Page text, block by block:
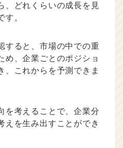
、どれくらいの成長を見
す。
すると、市場の中での重
め、企業ごとのポジショ
、これからを予測できま
を考えることで、企業分
えを生み出すことができ